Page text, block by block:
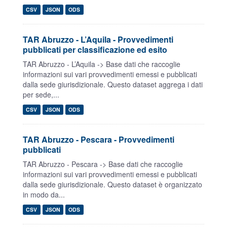
CSV JSON ODS
TAR Abruzzo - L’Aquila - Provvedimenti
pubblicati per classificazione ed esito
TAR Abruzzo - L’Aquila -> Base dati che raccoglie
informazioni sui vari provvedimenti emessi e pubblicati
dalla sede giurisdizionale. Questo dataset aggrega i dati
per sede,...
CSV JSON ODS
TAR Abruzzo - Pescara - Provvedimenti
pubblicati
TAR Abruzzo - Pescara -> Base dati che raccoglie
informazioni sui vari provvedimenti emessi e pubblicati
dalla sede giurisdizionale. Questo dataset è organizzato
in modo da...
CSV JSON ODS